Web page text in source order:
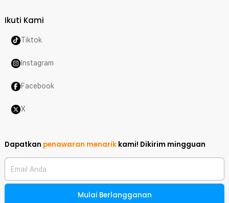
Ikuti Kami
Tiktok
Instagram
Facebook
X
Dapatkan penawaran menarik kami! Dikirim mingguan
Email Anda
Mulai Berlangganan